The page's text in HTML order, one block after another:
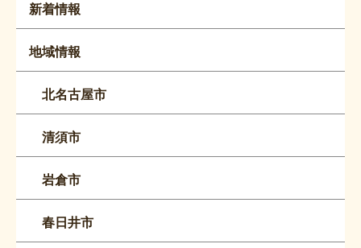
新着情報
地域情報
北名古屋市
清須市
岩倉市
春日井市